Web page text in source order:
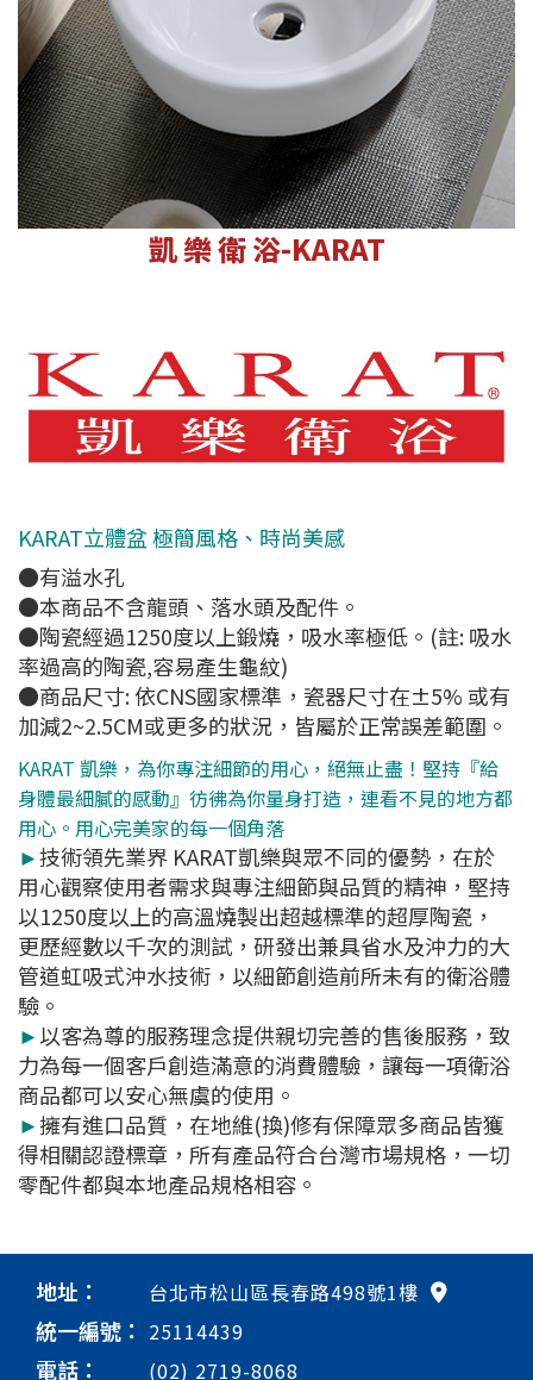
凱 樂 衛 浴-KARAT
KARAT立體盆 極簡風格、時尚美感
●有溢水孔
●本商品不含龍頭、落水頭及配件。
●陶瓷經過1250度以上鍛燒，吸水率極低。(註: 吸水
率過高的陶瓷,容易產生龜紋)
●商品尺寸: 依CNS國家標準，瓷器尺寸在±5% 或有
加減2~2.5CM或更多的狀況，皆屬於正常誤差範圍。
KARAT 凱樂，為你專注細節的用心，絕無止盡！堅持『給
身體最細膩的感動』彷彿為你量身打造，連看不見的地方都
用心。用心完美家的每一個角落
►技術領先業界 KARAT凱樂與眾不同的優勢，在於
用心觀察使用者需求與專注細節與品質的精神，堅持
以1250度以上的高溫燒製出超越標準的超厚陶瓷，
更歷經數以千次的測試，研發出兼具省水及沖力的大
管道虹吸式沖水技術，以細節創造前所未有的衛浴體
驗。
►以客為尊的服務理念提供親切完善的售後服務，致
力為每一個客戶創造滿意的消費體驗，讓每一項衛浴
商品都可以安心無虞的使用。
►擁有進口品質，在地維(換)修有保障眾多商品皆獲
得相關認證標章，所有產品符合台灣市場規格，一切
零配件都與本地產品規格相容。
地址： 台北市松山區長春路498號1樓
統一編號： 25114439
電話： (02) 2719-8068